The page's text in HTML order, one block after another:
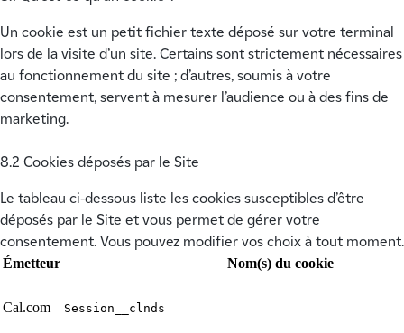
Un cookie est un petit fichier texte déposé sur votre terminal
lors de la visite d’un site. Certains sont strictement nécessaires
au fonctionnement du site ; d’autres, soumis à votre
consentement, servent à mesurer l’audience ou à des fins de
marketing.
8.2 Cookies déposés par le Site
Le tableau ci-dessous liste les cookies susceptibles d’être
déposés par le Site et vous permet de gérer votre
consentement. Vous pouvez modifier vos choix à tout moment.
Émetteur Nom(s) du cookie
Cal.com Session __clnds